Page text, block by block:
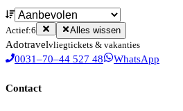
Actief:6 Alles wissen
Adotravelvliegtickets & vakanties
0031–70–44 527 48 WhatsApp
Contact